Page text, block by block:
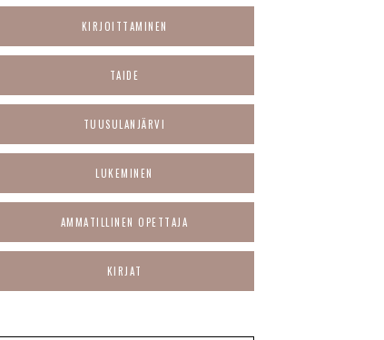
KIRJOITTAMINEN
TAIDE
TUUSULANJÄRVI
LUKEMINEN
AMMATILLINEN OPETTAJA
KIRJAT